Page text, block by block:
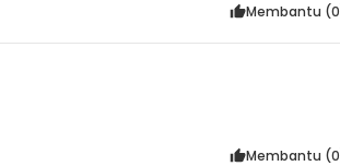
Membantu (0
Membantu (0